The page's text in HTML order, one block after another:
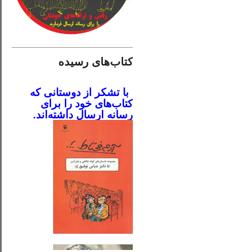
کتاب‌های رسیده
با تشکر از دوستانی که
کتاب‌های خود را برای
رسانه ارسال داشته‌اند.